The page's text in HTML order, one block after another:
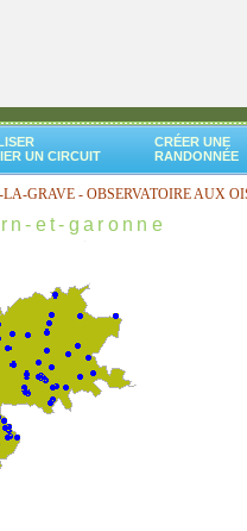
UN CIRCUIT
CRÉER UNE
RANDONNÉE
GRAVE - OBSERVATOIRE AUX
et-garonne